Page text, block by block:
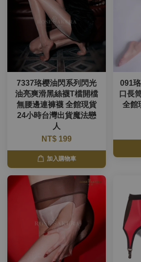
7337珞樱油閃系列閃光
油亮爽滑黑絲襪T檔開檔
無腰邊連褲襪 全館現貨
24小時台灣出貨魔法戀
人
NT$ 199
加入購物車
091
口長
全館